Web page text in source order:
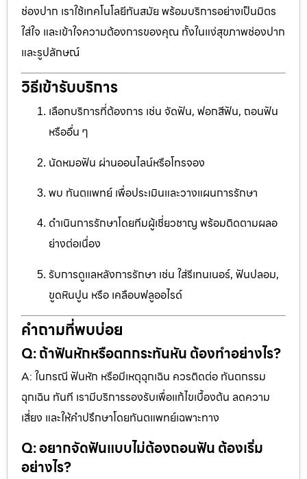
ช่องปาก เราใช้เทคโนโลยีทันสมัย พร้อมบริการอย่างเป็นมิตร
ใส่ใจ และเข้าใจความต้องการของคุณ ทั้งในแง่สุขภาพช่องปาก
และรูปลักษณ์
วิธีเข้ารับบริการ
เลือกบริการที่ต้องการ เช่น จัดฟัน, ฟอกสีฟัน, ถอนฟัน
หรืออื่น ๆ
นัดหมอฟัน ผ่านออนไลน์หรือโทรจอง
พบ ทันตแพทย์ เพื่อประเมินและวางแผนการรักษา
ดำเนินการรักษาโดยทีมผู้เชี่ยวชาญ พร้อมติดตามผลอ
ย่างต่อเนื่อง
รับการดูแลหลังการรักษา เช่น ใส่รีเทนเนอร์, ฟันปลอม,
ขูดหินปูน หรือ เคลือบฟลูออไรด์
คำถามที่พบบ่อย
Q: ถ้าฟันหักหรือตกกระทันหัน ต้องทำอย่างไร?
A: ในกรณี ฟันหัก หรือมีเหตุฉุกเฉิน ควรติดต่อ ทันตกรรม
ฉุกเฉิน ทันที เรามีบริการรองรับเพื่อแก้ไขเบื้องต้น ลดความ
เสี่ยง และให้คำปรึกษาโดยทันตแพทย์เฉพาะทาง
Q: อยากจัดฟันแบบไม่ต้องถอนฟัน ต้องเริ่ม
อย่างไร?